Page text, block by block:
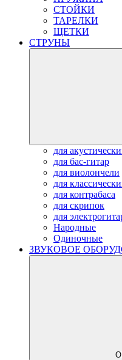
СТОЙКИ
ТАРЕЛКИ
ЩЕТКИ
СТРУНЫ
для
для бас-гитар
для виолончели
для
для контрабаса
для скрипок
для
Народные
Одиночные
ЗВУКОВОЕ